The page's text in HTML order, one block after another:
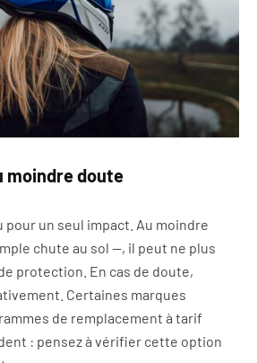
moindre doute
pour un seul impact. Au moindre
chute au sol —, il peut ne plus
protection. En cas de doute,
Certaines marques
de remplacement à tarif
: pensez à vérifier cette option